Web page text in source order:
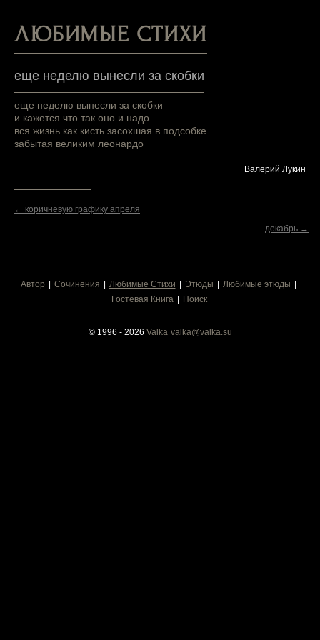
ЛЮБИМЫЕ СТИХИ
еще неделю вынесли за скобки
еще неделю вынесли за скобки
и кажется что так оно и надо
вся жизнь как кисть засохшая в подсобке
забытая великим леонардо
Валерий Лукин
← коричневую графику апреля
декабрь →
Автор Сочинения Любимые Стихи Этюды
Любимые этюды
Гостевая Книга
Поиск
© 1996 - 2026 Valka valka@valka.su